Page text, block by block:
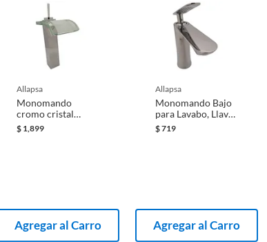
allapsa
Monomando
cromo cristal
MBC003R
$ 1,899
Agregar al Carro
allapsa
Monomando Bajo
para Lavabo, Llave
Mixta
$719
Agregar al Carro